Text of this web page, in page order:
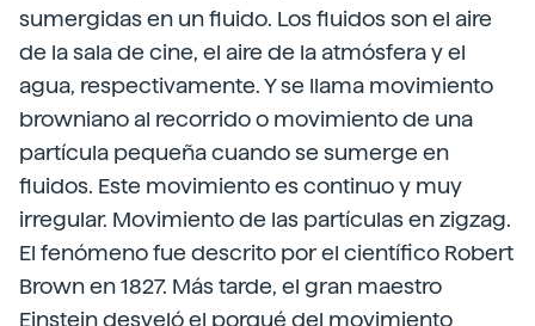
sumergidas en un fluido. Los fluidos son el aire
de la sala de cine, el aire de la atmósfera y el
agua, respectivamente. Y se llama movimiento
browniano al recorrido o movimiento de una
partícula pequeña cuando se sumerge en
fluidos. Este movimiento es continuo y muy
irregular. Movimiento de las partículas en zigzag.
El fenómeno fue descrito por el científico Robert
Brown en 1827. Más tarde, el gran maestro
Einstein desveló el porqué del movimiento